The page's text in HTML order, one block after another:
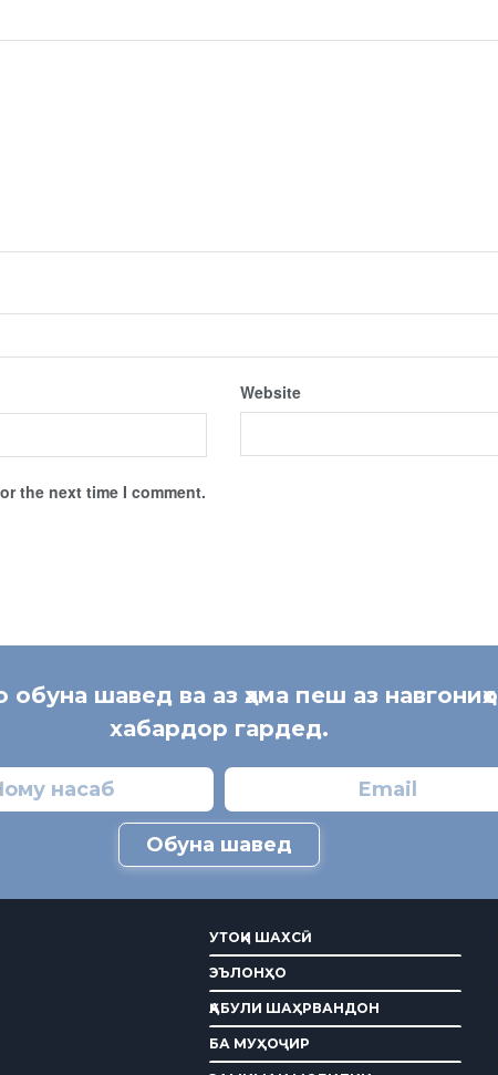
Website
the next time I comment.
обуна шавед ва аз ҳама пеш аз навгониҳо
хабардор гардед.
Обуна шавед
УТОҚИ ШАХСӢ
ЭЪЛОНҲО
ҚАБУЛИ ШАҲРВАНДОН
БА МУҲОҶИР